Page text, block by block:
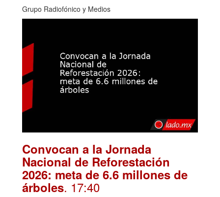
Grupo Radiofónico y Medios
Convocan a la Jornada
Nacional de Reforestación
2026: meta de 6.6 millones de
árboles. 17:40